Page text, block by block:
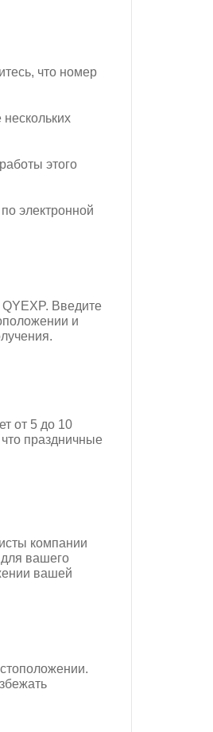
что номер
этого
электронной
Введите
и
от 5 до 10
праздничные
компании
вашего
вашей